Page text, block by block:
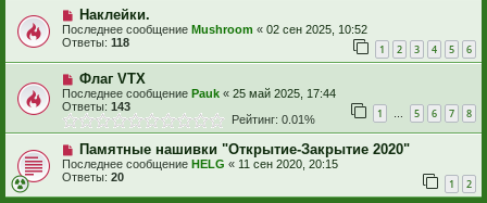
Наклейки.
Последнее сообщение Mushroom « 02 сен 2025, 10:52
Ответы: 118 1 2 3 4 5 6
Флаг VTX
Последнее сообщение Pauk « 25 май 2025, 17:44
Ответы: 143 1 … 5 6 7 8
Рейтинг: 0.01%
Памятные нашивки "Открытие-Закрытие 2020"
Последнее сообщение HELG « 11 сен 2020, 20:15
Ответы: 20 1 2